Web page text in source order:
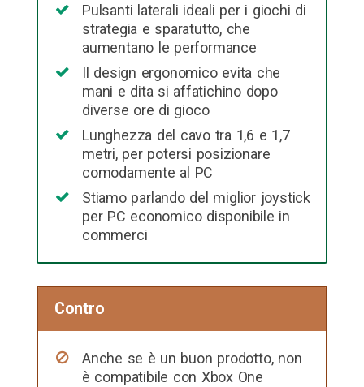
Pulsanti laterali ideali per i giochi di
strategia e sparatutto, che
aumentano le performance
Il design ergonomico evita che
mani e dita si affatichino dopo
diverse ore di gioco
Lunghezza del cavo tra 1,6 e 1,7
metri, per potersi posizionare
comodamente al PC
Stiamo parlando del miglior joystick
per PC economico disponibile in
commerci
Contro
Anche se è un buon prodotto, non
è compatibile con Xbox One